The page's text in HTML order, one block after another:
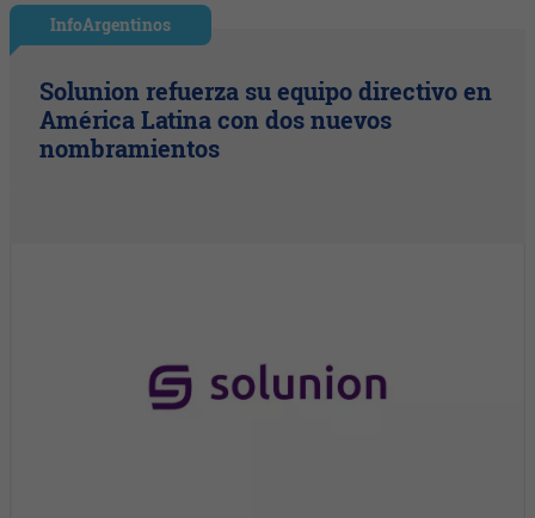
InfoArgentinos
Solunion refuerza su equipo directivo en
América Latina con dos nuevos
nombramientos